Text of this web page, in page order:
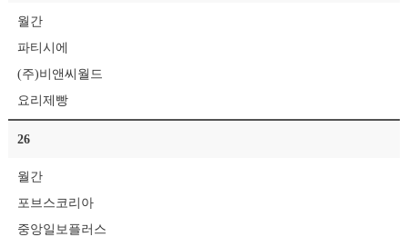
월간
파티시에
(주)비앤씨월드
요리제빵
26
월간
포브스코리아
중앙일보플러스